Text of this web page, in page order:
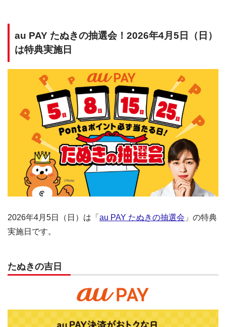
au PAY たぬきの抽選会！2026年4月5日（日）
は特典実施日
2026年4月5日（日）は「 au PAY たぬきの抽選会 」の特典
実施日です。
たぬきの吉日